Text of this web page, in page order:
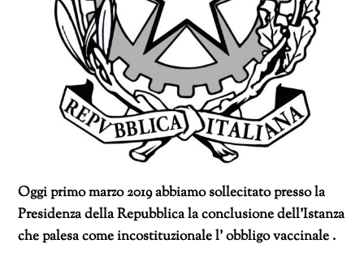
Oggi primo marzo 2019 abbiamo sollecitato presso la
Presidenza della Repubblica la conclusione dell’Istanza
che palesa come incostituzionale l’ obbligo vaccinale .